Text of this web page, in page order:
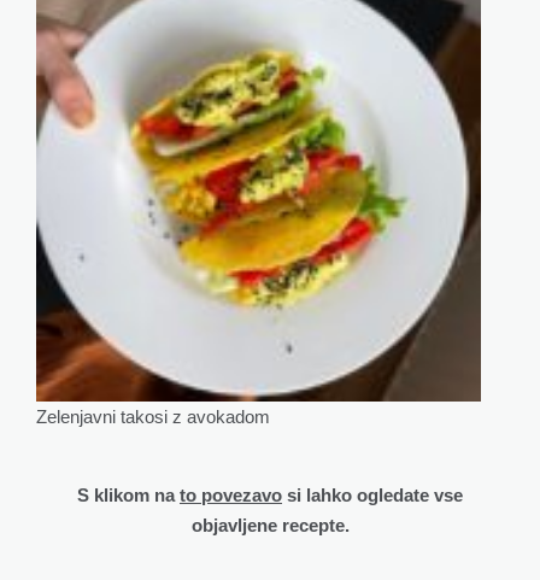
Zelenjavni takosi z avokadom
S klikom nato povezavo si lahko ogledate vse
objavljene recepte.